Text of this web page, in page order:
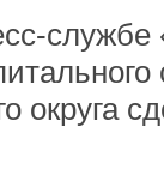
округа